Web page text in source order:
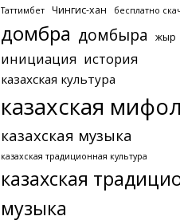
Таттимбет Чингис-хан бесплатно
домбра домбыра жыр
инициация история
казахская культура
казахская
казахская музыка
казахская традиционная культура
казахская
музыка